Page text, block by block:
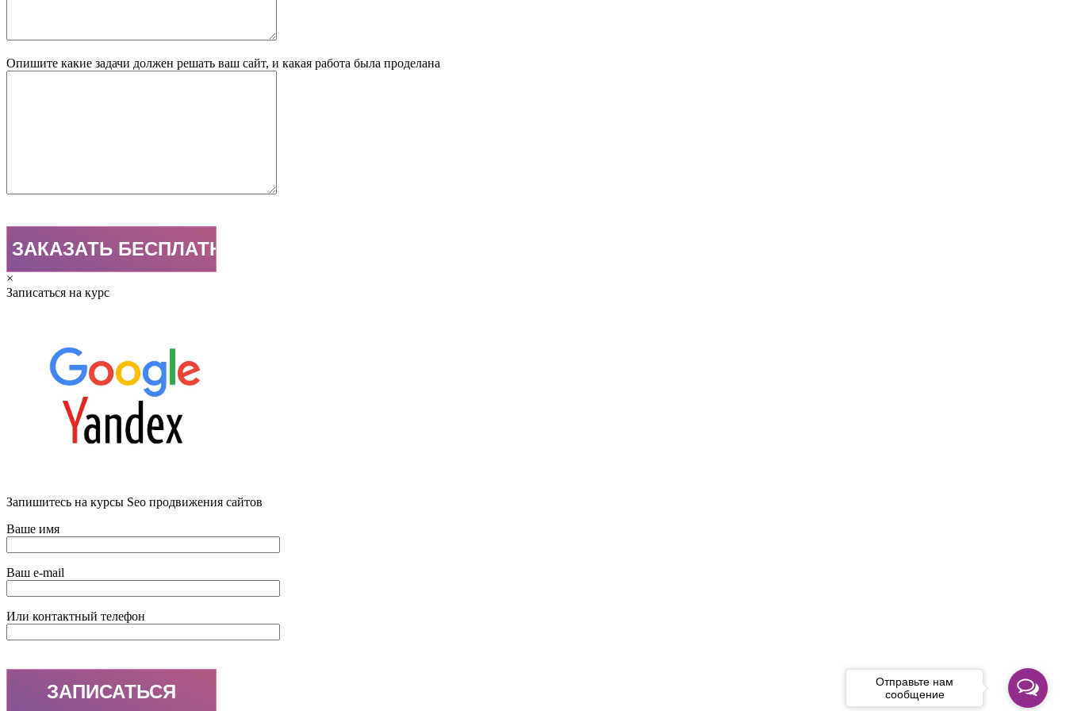
Опишите какие задачи должен решать ваш сайт, и какая работа была проделана
×
Записаться на курс
Запишитесь на курсы Seo продвижения сайтов
Ваше имя
Ваш e-mail
Или контактный телефон
Отправьте нам
сообщение